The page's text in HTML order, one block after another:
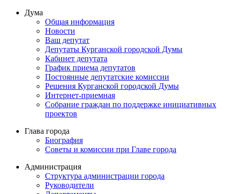
Дума
Общая информация
Новости
Ваш депутат
Депутаты Курганской городской Думы
Кабинет депутата
График приема депутатов
Постоянные депутатские комиссии
Решения Курганской городской Думы
Интернет-приемная
Собрание граждан по поддержке инициативных
проектов
Глава города
Биография
Советы и комиссии при Главе города
Администрация
Структура администрации города
Руководители